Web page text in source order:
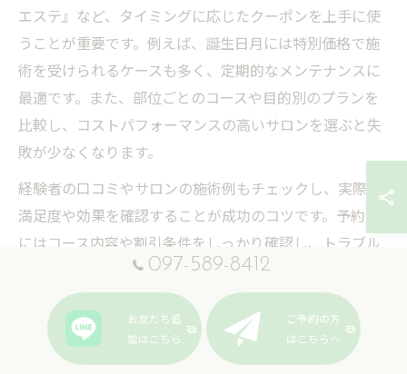
エステ』など、タイミングに応じたクーポンを上手に使
うことが重要です。例えば、誕生日月には特別価格で施
術を受けられるケースも多く、定期的なメンテナンスに
最適です。また、部位ごとのコースや目的別のプランを
比較し、コストパフォーマンスの高いサロンを選ぶと失
敗が少なくなります。
経験者の口コミやサロンの施術例もチェックし、実際の
満足度や効果を確認することが成功のコツです。予約前
にはコース内容や割引条件をしっかり確認し、トラブル
を未然に防ぎましょう。
割引クーポンサイト比較のポイント
エステ割引クーポンサイトを比較する際は、掲載サロン
097-589-8412
お友だち追
加はこちら
ご予約の方
はこちらへ